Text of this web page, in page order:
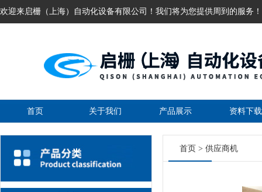
欢迎来启栅（上海）自动化设备有限公司！我们将为您提供周到的服务！
首页 关于我们 产品展示 资料下载
首页 > 供应商机